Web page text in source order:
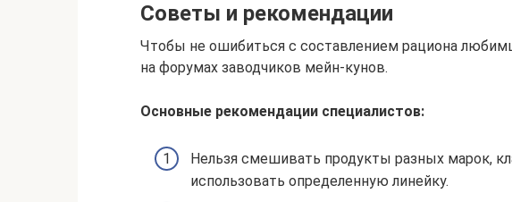
Советы и рекомендации
Чтобы не ошибиться с составлением рациона
на форумах заводчиков мейн-кунов.
Основные рекомендации специалистов:
Нельзя смешивать продукты разных марок,
использовать определенную линейку.